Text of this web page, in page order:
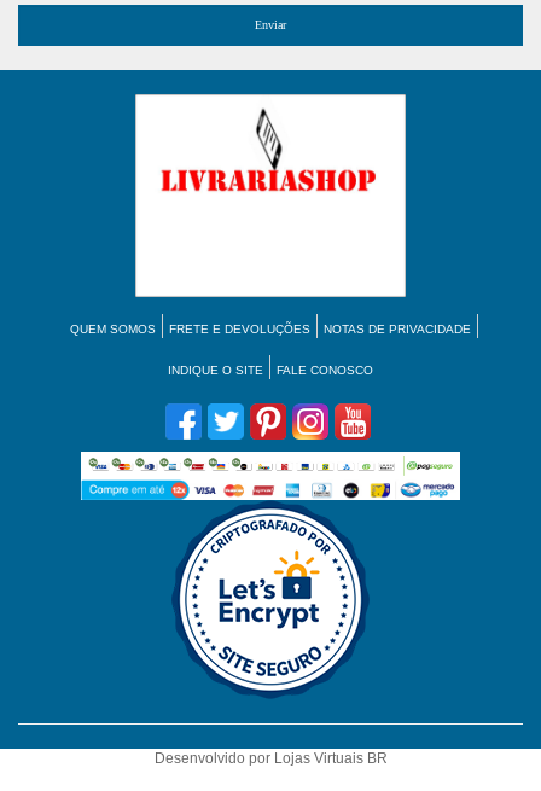
QUEM SOMOS FRETE E DEVOLUÇÕES NOTAS DE PRIVACIDADE
INDIQUE O SITE FALE CONOSCO
Desenvolvido por Lojas Virtuais BR